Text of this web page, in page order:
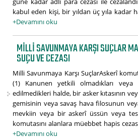
kabul eden kişi, bir yıldan üç yıla kadar
+Devamını oku
MILLI SAVUNMAYA KARŞI SUÇLAR
SUÇU VE CEZASI
Milli Savunmaya Karşı SuçlarAskerî
(1) Kanunen yetkili olmadıkları
edilmedikleri halde, bir asker kıtasının
gemisinin veya savaş hava filosunun
mevkiin veya bir askerî üssün veya
komutasını alanlara müebbet hapis
+Devamını oku